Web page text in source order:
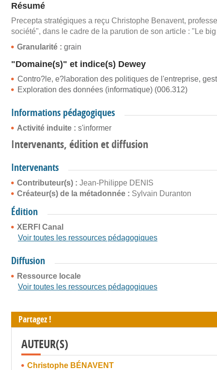
Résumé
Precepta stratégiques a reçu Christophe Benavent,
société", dans le cadre de la parution de son article : "Le
Granularité : grain
"Domaine(s)" et indice(s) Dewey
Contro?le, e?laboration des politiques de l'entreprise,
Exploration des données (informatique) (006.312)
Informations pédagogiques
Activité induite : s'informer
Intervenants, édition et diffusion
Intervenants
Contributeur(s) : Jean-Philippe DENIS
Créateur(s) de la métadonnée : Sylvain Duranton
Édition
XERFI Canal
Voir toutes les ressources pédagogiques
Diffusion
Ressource locale
Voir toutes les ressources pédagogiques
Partagez !
AUTEUR(S)
Christophe BÉNAVENT